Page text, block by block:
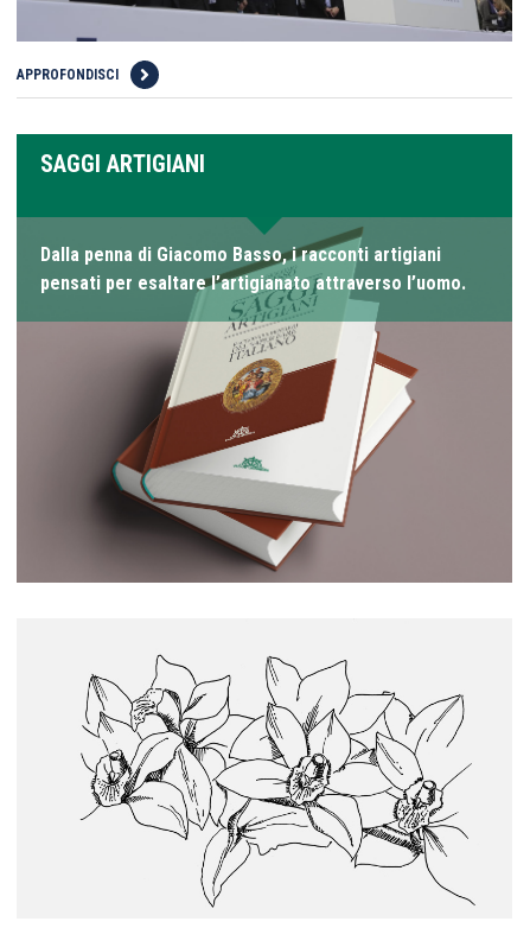
APPROFONDISCI
SAGGI ARTIGIANI
Dalla penna di Giacomo Basso, i racconti artigiani
pensati per esaltare l’artigianato attraverso l’uomo.